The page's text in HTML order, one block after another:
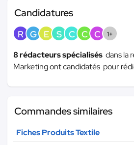
Candidatures
R G E S C C C 1+
8 rédacteurs spécialisés dans la
Marketing ont candidatés pour
Commandes similaires
Fiches Produits Textile